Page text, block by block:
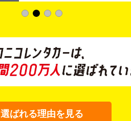
選ばれる理由を見る